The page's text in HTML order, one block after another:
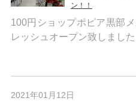
ン！！
100円ショップポピア黒部
レッシュオープン致し
2021年01月12日